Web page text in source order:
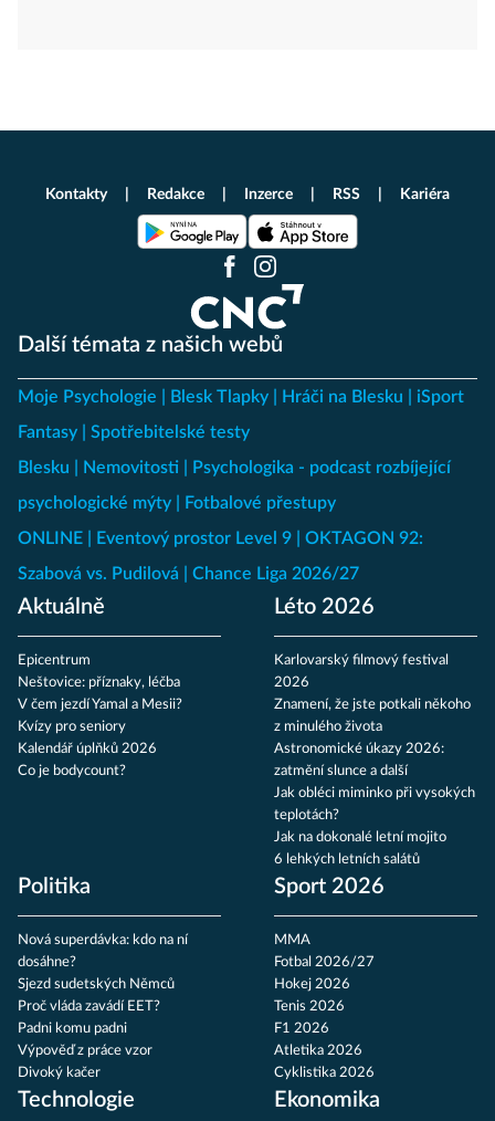
Další témata z našich webů
Moje Psychologie Blesk Tlapky Hráči na Blesku
iSport
Fantasy
Spotřebitelské testy
Blesku
Nemovitosti
Psychologika - podcast rozbíjející
psychologické mýty
Fotbalové přestupy
ONLINE
Eventový prostor Level 9
OKTAGON 92:
Szabová vs. Pudilová
Chance Liga 2026/27
Aktuálně
Epicentrum
Neštovice: příznaky, léčba
V čem jezdí Yamal a Mesii?
Kvízy pro seniory
Kalendář úplňků 2026
Co je bodycount?
Léto 2026
Karlovarský filmový festival
2026
Znamení, že jste potkali někoho
z minulého života
Astronomické úkazy 2026:
zatmění slunce a další
Jak obléci miminko při vysokých
teplotách?
Jak na dokonalé letní mojito
6 lehkých letních salátů
Politika
Nová superdávka: kdo na ní
dosáhne?
Sjezd sudetských Němců
Proč vláda zavádí EET?
Padni komu padni
Výpověď z práce vzor
Divoký kačer
Sport 2026
MMA
Fotbal 2026/27
Hokej 2026
Tenis 2026
F1 2026
Atletika 2026
Cyklistika 2026
Technologie Ekonomika
Kontakty Redakce Inzerce RSS Kariéra